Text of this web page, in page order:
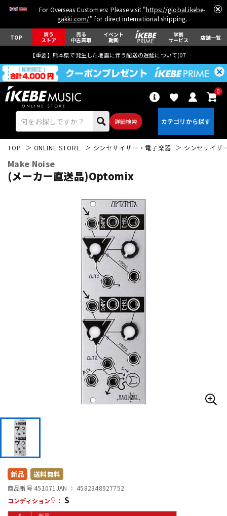
For Overseas Customers: Please visit "https://global.ikebe-
gakki.com/" for direct international shipping.
TOP 買う
ストア
売る
中古買取
イベント
動画
学割
サービス 店舗一覧
【重要】熊本県で発生した地震に伴う配送の遅延について(07月29日
詳細検索
0
配信/ライブ機器
TOP ONLINE STORE シンセサイザー・電子楽器 シンセサイザ
Make Noise
(メーカー直送品)Optomix
新品 送料無料
商品番号 451071 JAN ： 4582348927752
コンディション
： S